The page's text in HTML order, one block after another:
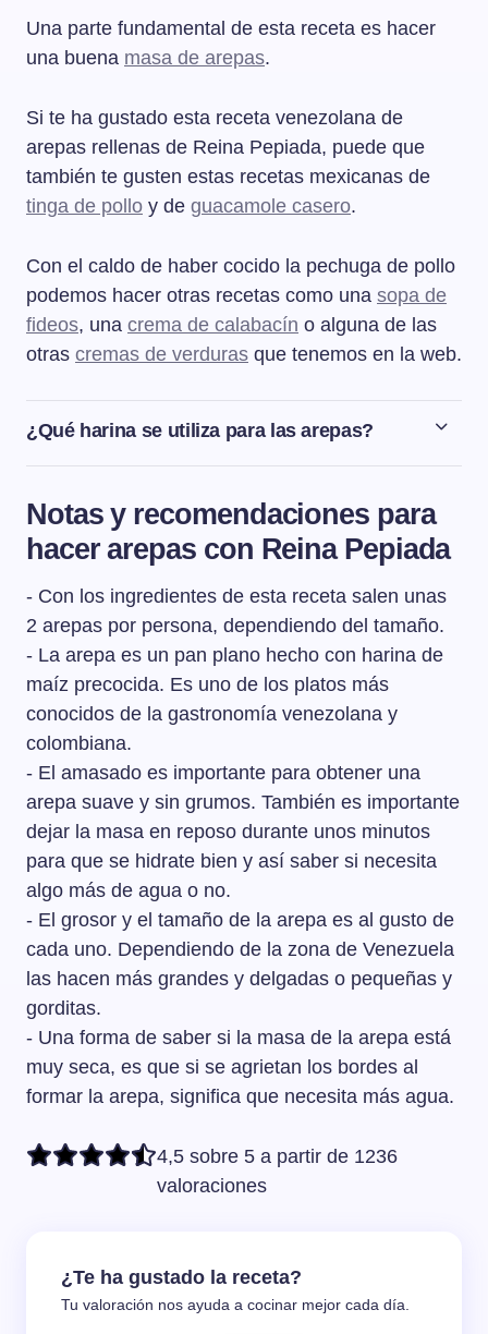
Una parte fundamental de esta receta es hacer
una buena masa de arepas.
Si te ha gustado esta receta venezolana de
arepas rellenas de Reina Pepiada, puede que
también te gusten estas recetas mexicanas de
tinga de pollo y de guacamole casero.
Con el caldo de haber cocido la pechuga de pollo
podemos hacer otras recetas como una sopa de
fideos, una crema de calabacín o alguna de las
otras cremas de verduras que tenemos en la web.
¿Qué harina se utiliza para las arepas?
La harina que se necesita para hacer las arepas es la
harina de maíz sin cocer no sirve para hacer arepas ya
que no tiene la cualidad aglutinante como tiene la
harina precocida.
Notas y recomendaciones para
hacer arepas con Reina Pepiada
- Con los ingredientes de esta receta salen unas
2 arepas por persona, dependiendo del tamaño.
- La arepa es un pan plano hecho con harina de
maíz precocida. Es uno de los platos más
conocidos de la gastronomía venezolana y
colombiana.
- El amasado es importante para obtener una
arepa suave y sin grumos. También es importante
dejar la masa en reposo durante unos minutos
para que se hidrate bien y así saber si necesita
algo más de agua o no.
- El grosor y el tamaño de la arepa es al gusto de
cada uno. Dependiendo de la zona de Venezuela
las hacen más grandes y delgadas o pequeñas y
gorditas.
- Una forma de saber si la masa de la arepa está
muy seca, es que si se agrietan los bordes al
formar la arepa, significa que necesita más agua.
4,5 sobre 5 a partir de 1236
valoraciones
¿Te ha gustado la receta?
Tu valoración nos ayuda a cocinar mejor cada día.